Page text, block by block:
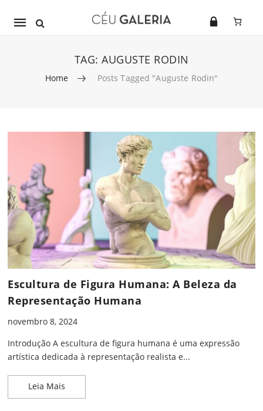
Mobile
TAG: AUGUSTE RODIN
Home Posts Tagged "Auguste Rodin"
Escultura de Figura Humana: A Beleza da
Representação Humana
novembro 8, 2024
Introdução A escultura de figura humana é uma expressão
artística dedicada à representação realista e...
Leia Mais